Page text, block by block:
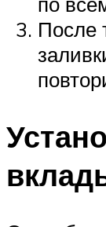
После